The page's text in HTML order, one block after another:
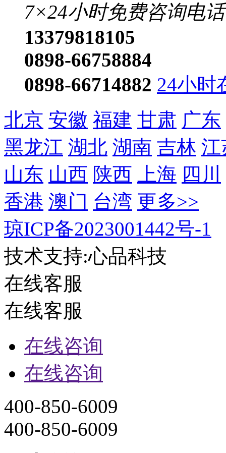
7×24小时免费咨询电话
13379818105
0898-66758884
0898-66714882 24小时
北京 安徽 福建 甘肃 广东
黑龙江 湖北 湖南 吉林 江
山东 山西 陕西 上海 四川
香港 澳门 台湾 更多>>
琼ICP备2023001442号-1
技术支持:心品科技
在线客服
在线客服
在线咨询
在线咨询
400-850-6009
400-850-6009